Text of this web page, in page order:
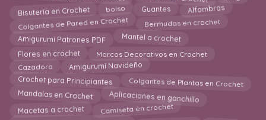
Bisutería en Crochet bolso Guantes Alfombras
Colgantes de Pared en Crochet Bermudas en crochet
Amigurumi Patrones PDF Mantel a crochet
Flores en crochet Marcos Decorativos en Crochet
Cazadora Amigurumi Navideño
Crochet para Principiantes Colgantes de Plantas en Crochet
Mandalas en Crochet Aplicaciones en ganchillo
Macetas a crochet Camiseta en crochet